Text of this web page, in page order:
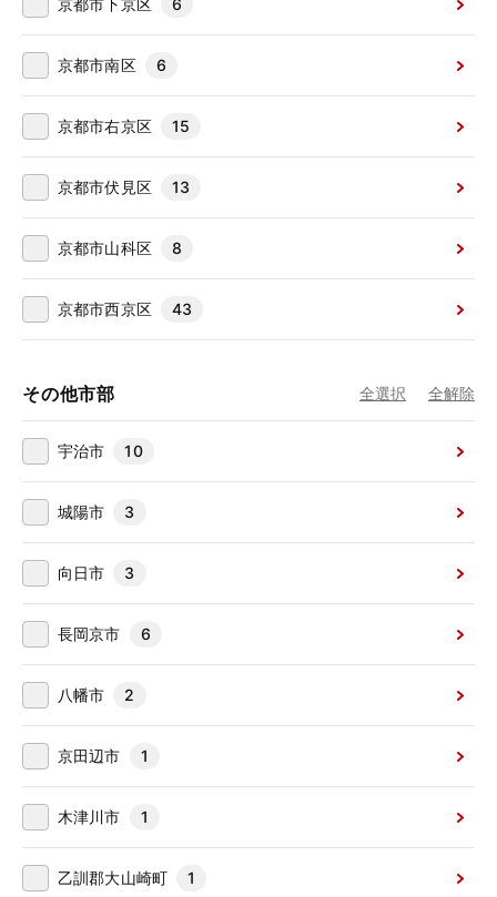
京都市下京区 6
京都市南区 6
京都市右京区 15
京都市伏見区 13
京都市山科区 8
京都市西京区 43
その他市部 全選択 全解除
宇治市 10
城陽市 3
向日市 3
長岡京市 6
八幡市 2
京田辺市 1
木津川市 1
乙訓郡大山崎町 1